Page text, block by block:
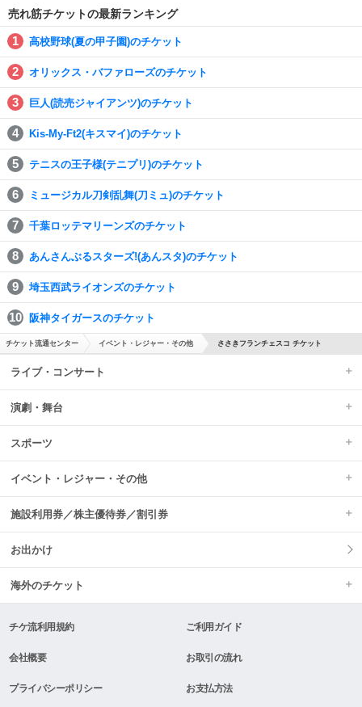
売れ筋チケットの最新ランキング
高校野球(夏の甲子園)のチケット
オリックス・バファローズのチケット
巨人(読売ジャイアンツ)のチケット
Kis-My-Ft2(キスマイ)のチケット
テニスの王子様(テニプリ)のチケット
ミュージカル刀剣乱舞(刀ミュ)のチケット
千葉ロッテマリーンズのチケット
あんさんぶるスターズ!(あんスタ)のチケット
埼玉西武ライオンズのチケット
阪神タイガースのチケット
チケット流通センター イベント・レジャー・その他 ささきフランチェスコ チケット
ライブ・コンサート
演劇・舞台
スポーツ
イベント・レジャー・その他
施設利用券／株主優待券／割引券
お出かけ
海外のチケット
チケ流利用規約 ご利用ガイド
会社概要 お取引の流れ
プライバシーポリシー お支払方法